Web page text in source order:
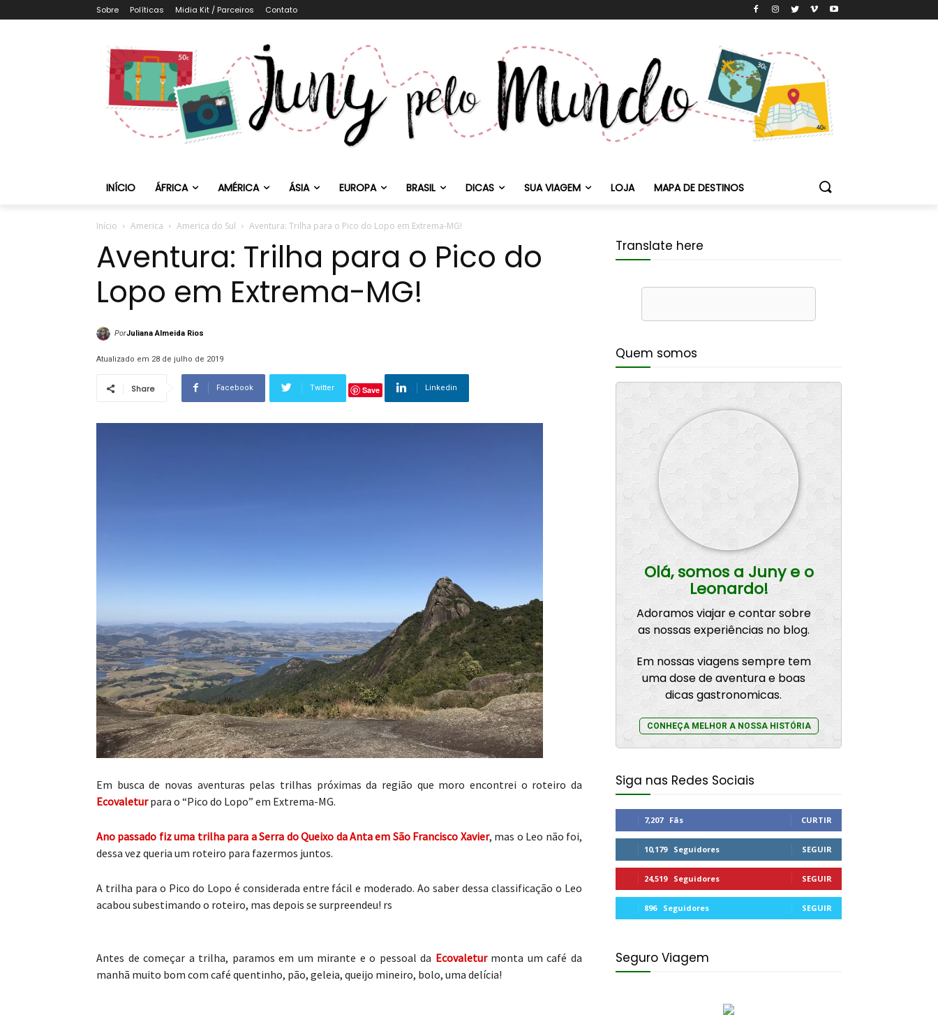
Sobre Políticas Midia Kit / Parceiros Contato
INÍCIO ÁFRICA AMÉRICA ÁSIA EUROPA BRASIL DICAS SUA VIAGEM LOJA MAPA DE DESTINOS
Início America America do Sul Aventura: Trilha para o Pico do Lopo em Extrema-MG!
Aventura: Trilha para o Pico do
Lopo em Extrema-MG!
PorJuliana Almeida Rios
Atualizado em 28 de julho de 2019
Share Facebook Twitter Save Linkedin
Em busca de novas aventuras pelas trilhas próximas da região que moro encontrei o roteiro da
Ecovaletur para o “Pico do Lopo” em Extrema-MG.
Ano passado fiz uma trilha para a Serra do Queixo da Anta em São Francisco Xavier, mas o Leo não foi,
dessa vez queria um roteiro para fazermos juntos.
A trilha para o Pico do Lopo é considerada entre fácil e moderado. Ao saber dessa classificação o Leo
acabou subestimando o roteiro, mas depois se surpreendeu! rs
Antes de começar a trilha, paramos em um mirante e o pessoal da Ecovaletur monta um café da
manhã muito bom com café quentinho, pão, geleia, queijo mineiro, bolo, uma delícia!
Translate here
Quem somos
Olá, somos a Juny e o
Leonardo!
Adoramos viajar e contar sobre
as nossas experiências no blog.
Em nossas viagens sempre tem
uma dose de aventura e boas
dicas gastronomicas.
CONHEÇA MELHOR A NOSSA HISTÓRIA
Siga nas Redes Sociais
7,207 Fãs CURTIR
10,179 Seguidores SEGUIR
24,519 Seguidores SEGUIR
896 Seguidores SEGUIR
Seguro Viagem